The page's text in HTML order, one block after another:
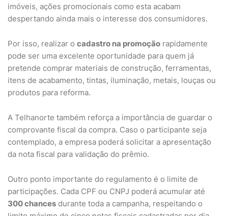
imóveis, ações promocionais como esta acabam
despertando ainda mais o interesse dos consumidores.
Por isso, realizar o cadastro na promoção rapidamente
pode ser uma excelente oportunidade para quem já
pretende comprar materiais de construção, ferramentas,
itens de acabamento, tintas, iluminação, metais, louças ou
produtos para reforma.
A Telhanorte também reforça a importância de guardar o
comprovante fiscal da compra. Caso o participante seja
contemplado, a empresa poderá solicitar a apresentação
da nota fiscal para validação do prêmio.
Outro ponto importante do regulamento é o limite de
participações. Cada CPF ou CNPJ poderá acumular até
300 chances durante toda a campanha, respeitando o